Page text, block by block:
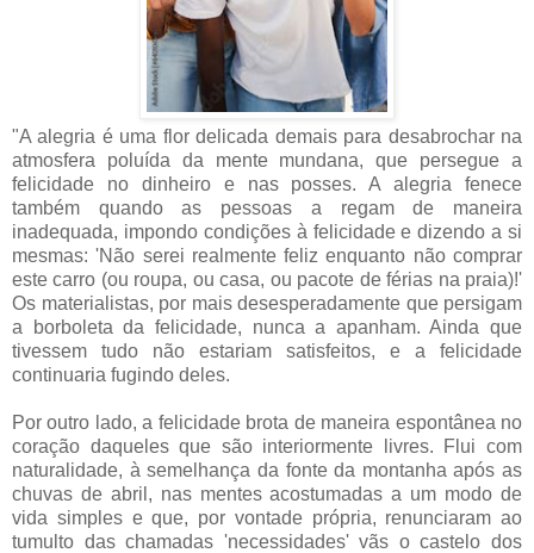
"A alegria é uma flor delicada demais para desabrochar na
atmosfera poluída da mente mundana, que persegue a
felicidade no dinheiro e nas posses. A alegria fenece
também quando as pessoas a regam de maneira
inadequada, impondo condições à felicidade e dizendo a si
mesmas: 'Não serei realmente feliz enquanto não comprar
este carro (ou roupa, ou casa, ou pacote de férias na praia)!'
Os materialistas, por mais desesperadamente que persigam
a borboleta da felicidade, nunca a apanham. Ainda que
tivessem tudo não estariam satisfeitos, e a felicidade
continuaria fugindo deles.
Por outro lado, a felicidade brota de maneira espontânea no
coração daqueles que são interiormente livres. Flui com
naturalidade, à semelhança da fonte da montanha após as
chuvas de abril, nas mentes acostumadas a um modo de
vida simples e que, por vontade própria, renunciaram ao
tumulto das chamadas 'necessidades' vãs o castelo dos